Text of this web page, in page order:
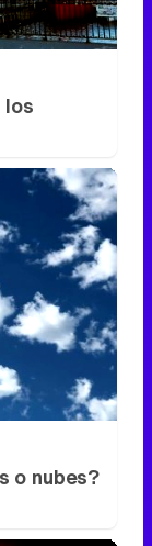
los
o nubes?